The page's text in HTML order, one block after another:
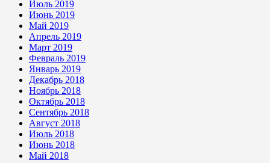
Июль 2019
Июнь 2019
Май 2019
Апрель 2019
Март 2019
Февраль 2019
Январь 2019
Декабрь 2018
Ноябрь 2018
Октябрь 2018
Сентябрь 2018
Август 2018
Июль 2018
Июнь 2018
Май 2018